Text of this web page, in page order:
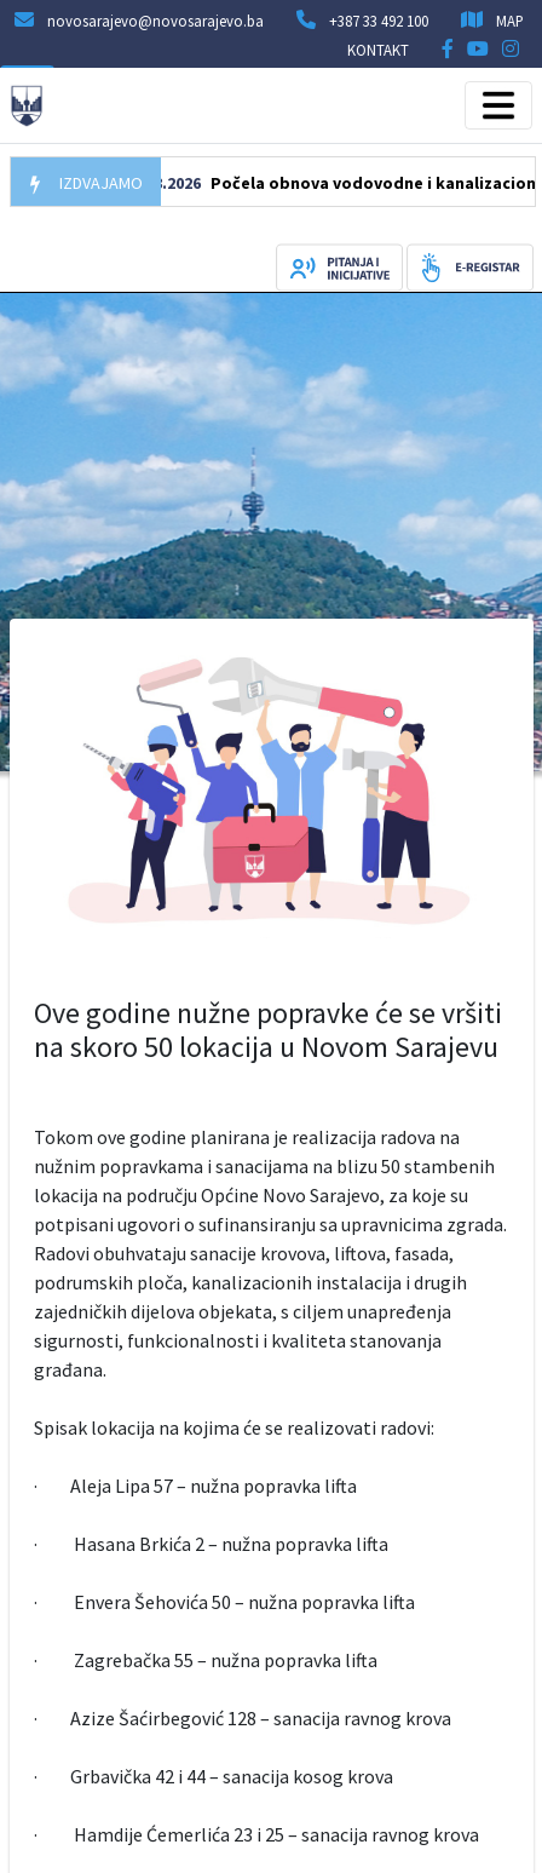
novosarajevo@novosarajevo.ba +387 33 492 100
MAP
KONTAKT
IZDVAJAMO
05.08.2026 Počela obnova vodovodne i kanalizacione mreže
Ove godine nužne popravke će se vršiti
na skoro 50 lokacija u Novom Sarajevu
Tokom ove godine planirana je realizacija radova na
nužnim popravkama i sanacijama na blizu 50 stambenih
lokacija na području Općine Novo Sarajevo, za koje su
potpisani ugovori o sufinansiranju sa upravnicima zgrada.
Radovi obuhvataju sanacije krovova, liftova, fasada,
podrumskih ploča, kanalizacionih instalacija i drugih
zajedničkih dijelova objekata, s ciljem unapređenja
sigurnosti, funkcionalnosti i kvaliteta stanovanja
građana.
Spisak lokacija na kojima će se realizovati radovi:
· Aleja Lipa 57 – nužna popravka lifta
· Hasana Brkića 2 – nužna popravka lifta
· Envera Šehovića 50 – nužna popravka lifta
· Zagrebačka 55 – nužna popravka lifta
· Azize Šaćirbegović 128 – sanacija ravnog krova
· Grbavička 42 i 44 – sanacija kosog krova
· Hamdije Ćemerlića 23 i 25 – sanacija ravnog krova